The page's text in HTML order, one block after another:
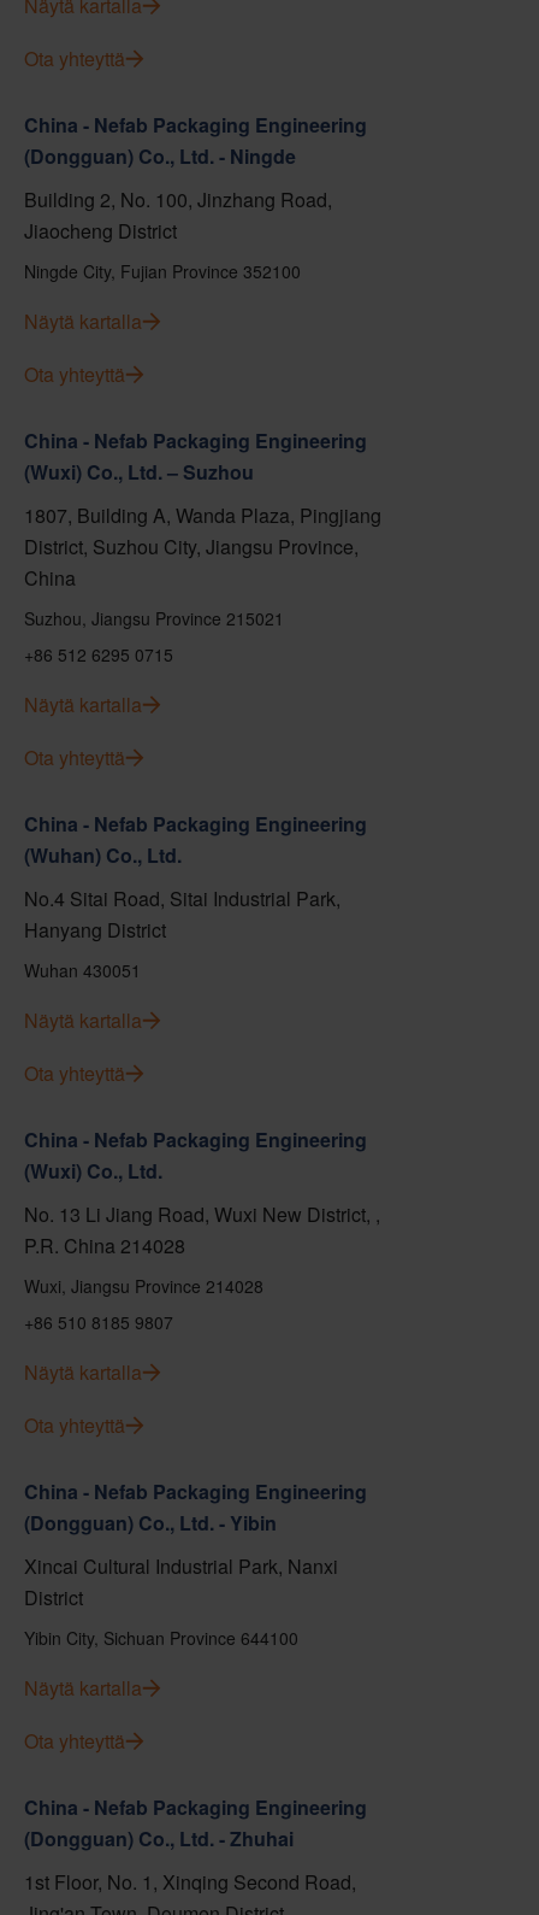
Ota yhteyttä
China - Nefab Packaging Engineering
(Dongguan) Co., Ltd. - Ningde
Building 2, No. 100, Jinzhang Road,
Jiaocheng District
Ningde City, Fujian Province 352100
Näytä kartalla
Ota yhteyttä
China - Nefab Packaging Engineering
(Wuxi) Co., Ltd. – Suzhou
1807, Building A, Wanda Plaza, Pingjiang
District, Suzhou City, Jiangsu Province,
China
Suzhou, Jiangsu Province 215021
+86 512 6295 0715
Näytä kartalla
Ota yhteyttä
China - Nefab Packaging Engineering
(Wuhan) Co., Ltd.
No.4 Sitai Road, Sitai Industrial Park,
Hanyang District
Wuhan 430051
Näytä kartalla
Ota yhteyttä
China - Nefab Packaging Engineering
(Wuxi) Co., Ltd.
No. 13 Li Jiang Road, Wuxi New District, ,
P.R. China 214028
Wuxi, Jiangsu Province 214028
+86 510 8185 9807
Näytä kartalla
Ota yhteyttä
China - Nefab Packaging Engineering
(Dongguan) Co., Ltd. - Yibin
Xincai Cultural Industrial Park, Nanxi
District
Yibin City, Sichuan Province 644100
Näytä kartalla
Ota yhteyttä
China - Nefab Packaging Engineering
(Dongguan) Co., Ltd. - Zhuhai
1st Floor, No. 1, Xinqing Second Road,